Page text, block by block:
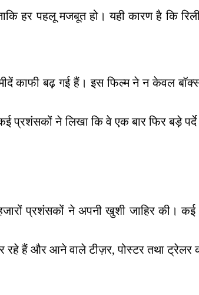
हर पहलू मजबूत हो। यही कारण है कि
काफी बढ़ गई हैं। इस फिल्म ने न केवल
प्रशंसकों ने लिखा कि वे एक बार फिर बड़े
प्रशंसकों ने अपनी खुशी जाहिर की।
हैं और आने वाले टीज़र, पोस्टर तथा ट्रेलर